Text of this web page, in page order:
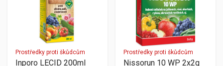
Prostředky proti škůdcům
Inporo LECID 200ml
Prostředky proti škůdcům
Nissorun 10 WP 2x2g